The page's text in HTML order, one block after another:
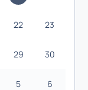
22 23
29 30
5 6